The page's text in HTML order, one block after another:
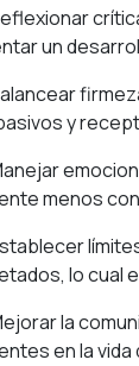
un
y
menos
lo cual
la
en la vida